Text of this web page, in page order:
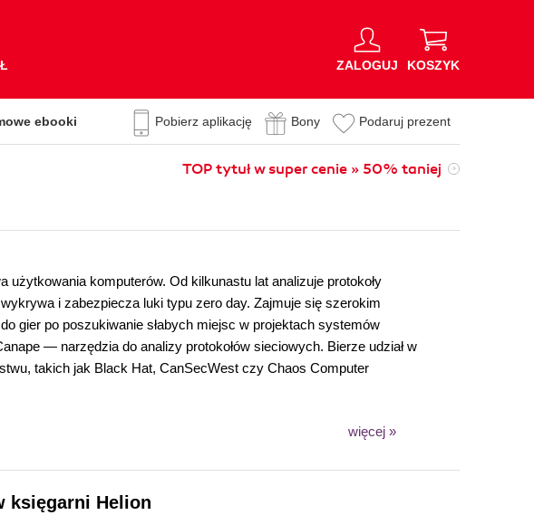
ZALOGUJ KOSZYK
ebooki Pobierz aplikację Bony Podaruj prezent
TOP tytuł w super cenie » 50% taniej
użytkowania komputerów. Od kilkunastu lat analizuje protokoły
i zabezpiecza luki typu zero day. Zajmuje się szerokim
gier po poszukiwanie słabych miejsc w projektach systemów
— narzędzia do analizy protokołów sieciowych. Bierze udział w
takich jak Black Hat, CanSecWest czy Chaos Computer
więcej »
księgarni Helion